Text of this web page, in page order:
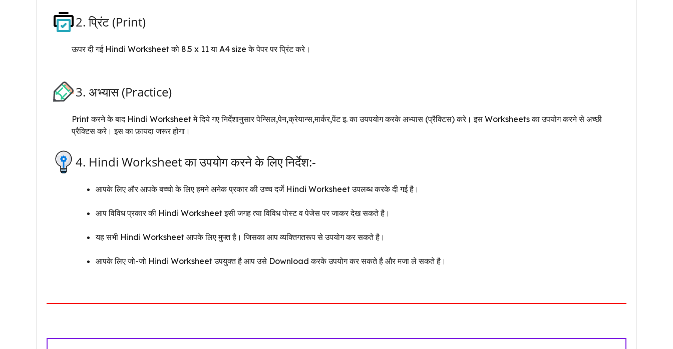
2. प्रिंट (Print)
ऊपर दी गई Hindi Worksheet को 8.5 x 11 या A4 size के पेपर पर प्रिंट करे।
3. अभ्यास (Practice)
Print करने के बाद Hindi Worksheet मे दिये गए निर्देशानुसार पेन्सिल,पेन,क्रेयान्स,मार्कर,पेंट इ. का उयपयोग करके अभ्यास (प्रैक्टिस) करे। इस Worksheets का उपयोग करने से अच्छी
प्रैक्टिस करे। इस का फ़ायदा जरूर होगा।
4. Hindi Worksheet का उपयोग करने के लिए निर्देश:-
आपके लिए और आपके बच्चो के लिए हमने अनेक प्रकार की उच्च दर्जे Hindi Worksheet उपलब्ध करके दी गई है।
आप विविध प्रकार की Hindi Worksheet इसी जगह त्या विविध पोस्ट व पेजेस पर जाकर देख सकते है।
यह सभी Hindi Worksheet आपके लिए मुफ्त है। जिसका आप व्यक्तिगतरूप से उपयोग कर सकते है।
आपके लिए जो-जो Hindi Worksheet उपयुक्त है आप उसे Download करके उपयोग कर सकते है और मजा ले सकते है।